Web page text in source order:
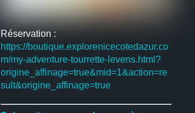
Réservation :
https://boutique.explorenicecotedazur.co
m/my-adventure-tourrette-levens.html?
origine_affinage=true&mid=1&action=re
sult&origine_affinage=true